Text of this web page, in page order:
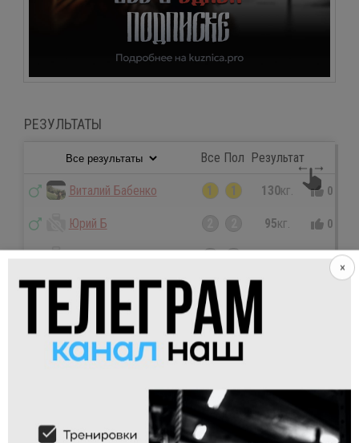
РЕЗУЛЬТАТЫ
Все Пол Результат
Виталий Бабенко 1 1 130кг. 0
Юрий Б 95кг. 0
0
Михаил Хорохорин 2
Игорь Мор 5
Евгений К.
Владимир Савинов 8 85кг.
×